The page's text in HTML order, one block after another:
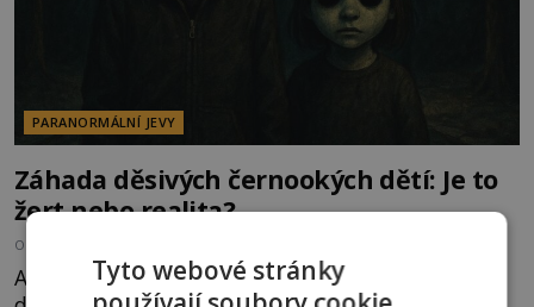
PARANORMÁLNÍ JEVY
Záhada děsivých černookých dětí: Je to
žert nebo realita?
OD
Americký novinář Brian Bethel postává kolem
Tyto webové stránky